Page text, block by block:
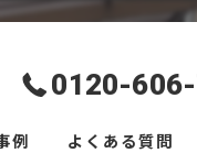
0120-
例 よくある質問